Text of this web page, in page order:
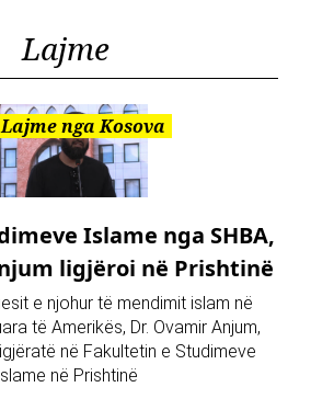
Lajme
Lajme nga Kosova
Islame nga SHBA,
ligjëroi në Prishtinë
e njohur të mendimit islam në
të Amerikës, Dr. Ovamir Anjum,
në Fakultetin e Studimeve
në Prishtinë